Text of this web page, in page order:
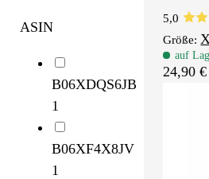
ASIN
B06XDQS6JB
1
B06XF4X8JV
1
5,0
Größe:
auf
24,90 €